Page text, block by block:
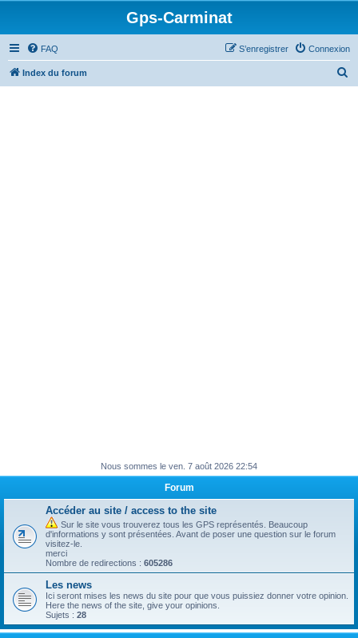
Gps-Carminat
FAQ Connexion
S’enregistrer
Index du forum
Nous sommes le ven. 7 août 2026 22:54
Forum
Accéder au site / access to the site
Sur le site vous trouverez tous les GPS représentés. Beaucoup
d'informations y sont présentées. Avant de poser une question sur le forum
visitez-le.
merci
Nombre de redirections : 605286
Les news
Ici seront mises les news du site pour que vous puissiez donner votre opinion.
Here the news of the site, give your opinions.
Sujets : 28